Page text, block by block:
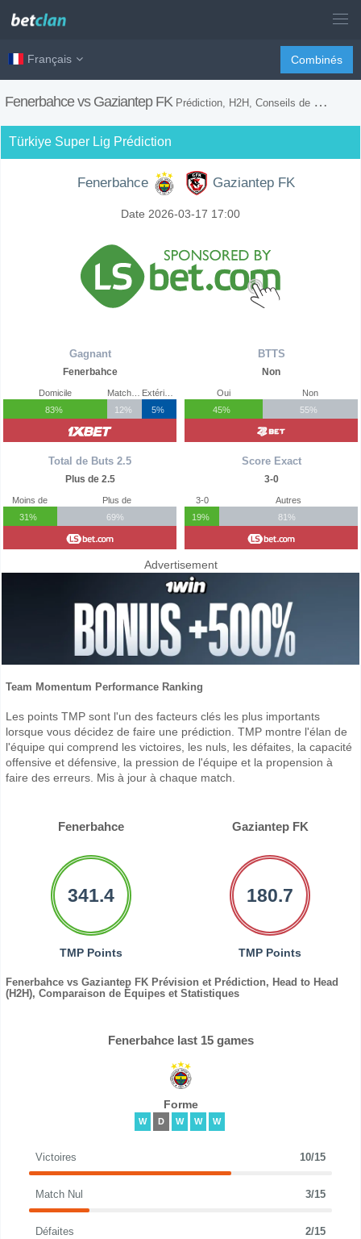
Français Combinés
Fenerbahce vs Gaziantep FK Prédiction, H2H, Conseils de Paris et Prévision du Match
Türkiye Super Lig Prédiction
Fenerbahce Gaziantep FK
Date 2026-03-17 17:00
Gagnant
Fenerbahce
Domicile
83%
12%
5%
Total de Buts 2.5
Plus de 2.5
Moins de
31%
Plus de
69%
BTTS
Non
Oui
45%
Non
55%
Score Exact
3-0
3-0
19%
Autres
81%
Advertisement
Team Momentum Performance Ranking
Les points TMP sont l'un des facteurs clés les plus importants
lorsque vous décidez de faire une prédiction. TMP montre l'élan de
l'équipe qui comprend les victoires, les nuls, les défaites, la capacité
offensive et défensive, la pression de l'équipe et la propension à
faire des erreurs. Mis à jour à chaque match.
Fenerbahce Gaziantep FK
341.4
TMP Points
180.7
TMP Points
Fenerbahce vs Gaziantep FK Prévision et Prédiction, Head to Head
(H2H), Comparaison de Équipes et Statistiques
Fenerbahce last 15 games
Forme
W D W W W
Victoires 10/15
Match Nul 3/15
Défaites 2/15